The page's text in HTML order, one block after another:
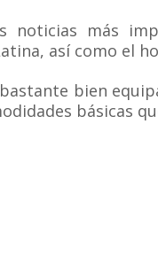
noticias más
así como el
bastante bien
básicas